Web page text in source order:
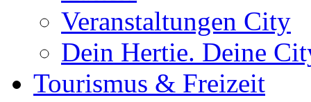
Veranstaltungen City
Dein Hertie. Deine
Tourismus & Freizeit